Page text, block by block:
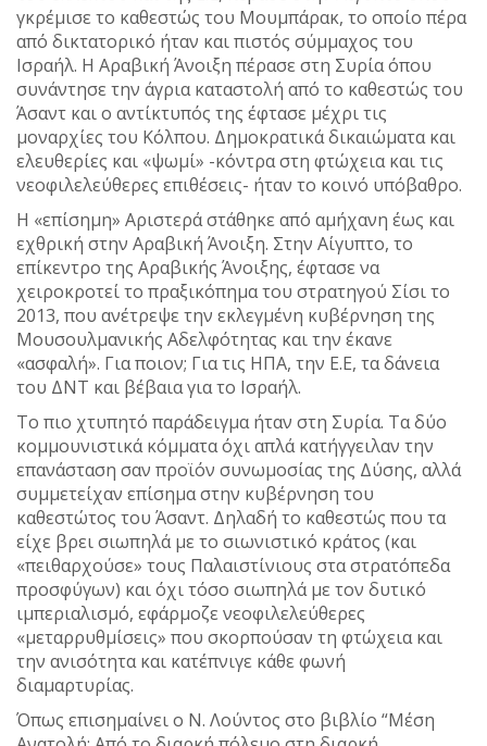
γκρέμισε το καθεστώς του Μουμπάρακ, το οποίο πέρα
από δικτατορικό ήταν και πιστός σύμμαχος του
Ισραήλ. Η Αραβική Άνοιξη πέρασε στη Συρία όπου
συνάντησε την άγρια καταστολή από το καθεστώς του
Άσαντ και ο αντίκτυπός της έφτασε μέχρι τις
μοναρχίες του Κόλπου. Δημοκρατικά δικαιώματα και
ελευθερίες και «ψωμί» -κόντρα στη φτώχεια και τις
νεοφιλελεύθερες επιθέσεις- ήταν το κοινό υπόβαθρο.
Η «επίσημη» Αριστερά στάθηκε από αμήχανη έως και
εχθρική στην Αραβική Άνοιξη. Στην Αίγυπτο, το
επίκεντρο της Αραβικής Άνοιξης, έφτασε να
χειροκροτεί το πραξικόπημα του στρατηγού Σίσι το
2013, που ανέτρεψε την εκλεγμένη κυβέρνηση της
Μουσουλμανικής Αδελφότητας και την έκανε
«ασφαλή». Για ποιον; Για τις ΗΠΑ, την Ε.Ε, τα δάνεια
του ΔΝΤ και βέβαια για το Ισραήλ.
Το πιο χτυπητό παράδειγμα ήταν στη Συρία. Τα δύο
κομμουνιστικά κόμματα όχι απλά κατήγγειλαν την
επανάσταση σαν προϊόν συνωμοσίας της Δύσης, αλλά
συμμετείχαν επίσημα στην κυβέρνηση του
καθεστώτος του Άσαντ. Δηλαδή το καθεστώς που τα
είχε βρει σιωπηλά με το σιωνιστικό κράτος (και
«πειθαρχούσε» τους Παλαιστίνιους στα στρατόπεδα
προσφύγων) και όχι τόσο σιωπηλά με τον δυτικό
ιμπεριαλισμό, εφάρμοζε νεοφιλελεύθερες
«μεταρρυθμίσεις» που σκορπούσαν τη φτώχεια και
την ανισότητα και κατέπνιγε κάθε φωνή
διαμαρτυρίας.
Όπως επισημαίνει ο Ν. Λούντος στο βιβλίο “Μέση